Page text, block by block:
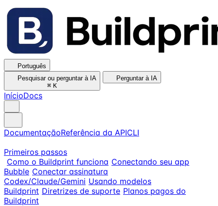
Português
Pesquisar ou perguntar à IA
⌘ K
Perguntar à IA
InícioDocs
DocumentaçãoReferência da APICLI
Primeiros passos
Como o Buildprint funciona Conectando seu app
Bubble Conectar assinatura
Codex/Claude/Gemini Usando modelos
Buildprint Diretrizes de suporte Planos pagos do
Buildprint